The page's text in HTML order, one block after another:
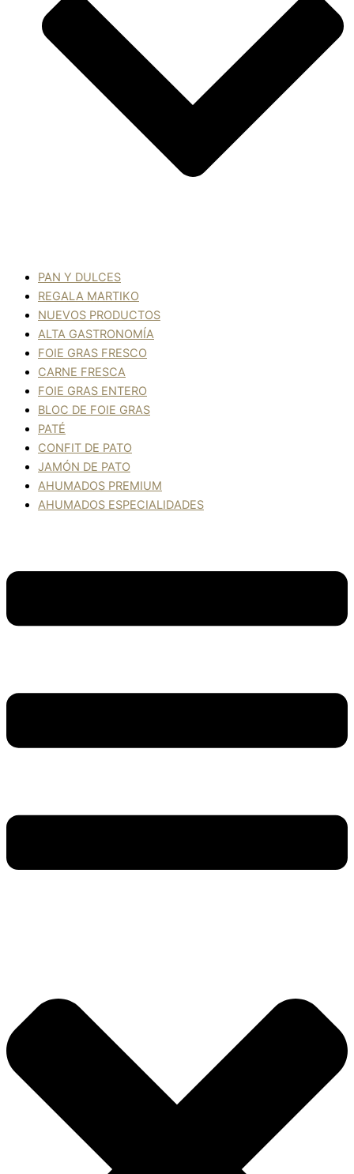
PAN Y DULCES
REGALA MARTIKO
NUEVOS PRODUCTOS
ALTA GASTRONOMÍA
FOIE GRAS FRESCO
CARNE FRESCA
FOIE GRAS ENTERO
BLOC DE FOIE GRAS
PATÉ
CONFIT DE PATO
JAMÓN DE PATO
AHUMADOS PREMIUM
AHUMADOS ESPECIALIDADES